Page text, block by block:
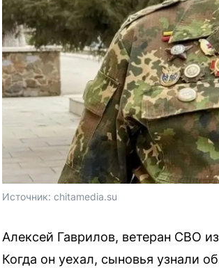
Источник: chitamedia.su
Алексей Гаврилов, ветеран СВО
Когда он уехал, сыновья узнали